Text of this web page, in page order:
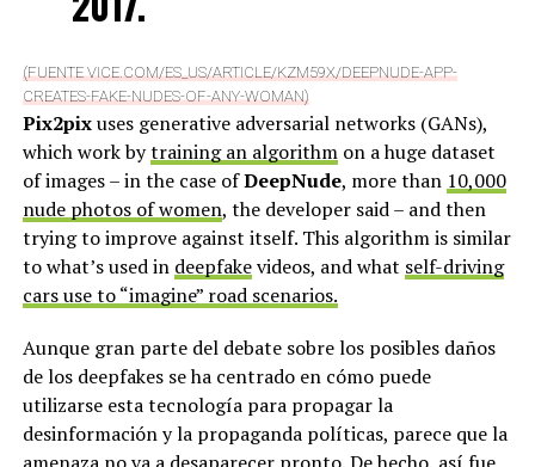
(FUENTE VICE.COM/ES_US/ARTICLE/KZM59X/DEEPNUDE-APP-
CREATES-FAKE-NUDES-OF-ANY-WOMAN)
Pix2pixuses generative adversarial networks (GANs),
which work bytraining an algorithmon a huge dataset
of images – in the case ofDeepNude, more than 10,000
nude photos of women, the developer said – and then
trying to improve against itself. This algorithm is similar
to what’s used in deepfakevideos, and what self-driving
cars use to “imagine” road scenarios.
Aunque gran parte del debate sobre los posibles daños
de los deepfakes se ha centrado en cómo puede
utilizarse esta tecnología para propagar la
desinformación y la propaganda políticas, parece que la